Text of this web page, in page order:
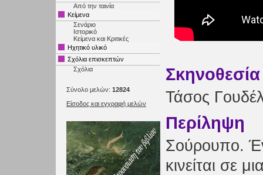
Από την ταινία
Κείμενα
Σενάριο
Ιστορικό
Κείμενα και Κριτικές
Ηχητικό υλικό
Σχόλια επισκεπτών
Σχόλια
Σύνολο μελών: 12824
Είσοδος και εγγραφή μελών
Σκηνοθεσία
Τάσος
Περίληψη
Σούρουπο.
κινείται σε